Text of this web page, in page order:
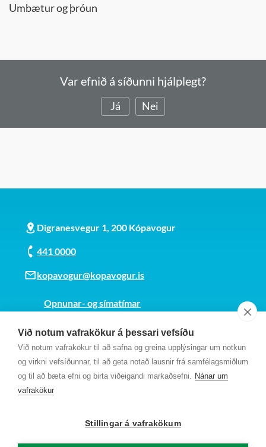
Við notum vafrakökur á þessari vefsíðu
Við notum vafrakökur til að safna og greina upplýsingar um notkun
og virkni vefsíðunnar, til að geta notað lausnir frá samfélagsmiðlum
og til að bæta efni og birta viðeigandi markaðsefni. Nánar um
vafrakökur
Stillingar á vafrakökum
Umbætur og þróun
Var efnið á síðunni hjálplegt?
Já Nei
Digranesvegur 1, 200 Kópavogur
441 0000
kopavogur@kopavogur.is
Opnunar- og símatímar
Kt. 700169-3759
Fundarmannagátt